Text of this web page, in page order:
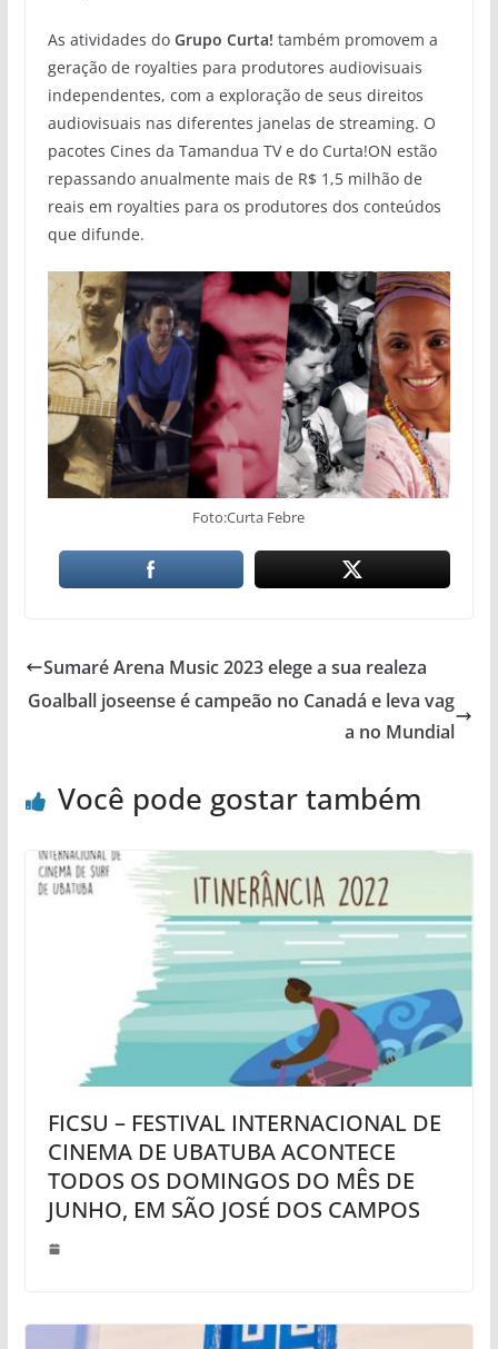
As atividades do Grupo Curta! também promovem a
geração de royalties para produtores audiovisuais
independentes, com a exploração de seus direitos
audiovisuais nas diferentes janelas de streaming. O
pacotes Cines da Tamandua TV e do Curta!ON estão
repassando anualmente mais de R$ 1,5 milhão de
reais em royalties para os produtores dos conteúdos
que difunde.
Foto:Curta Febre
Sumaré Arena Music 2023 elege a sua realeza
Goalball joseense é campeão no Canadá e leva vag
a no Mundial
Você pode gostar também
FICSU – FESTIVAL INTERNACIONAL DE
CINEMA DE UBATUBA ACONTECE
TODOS OS DOMINGOS DO MÊS DE
JUNHO, EM SÃO JOSÉ DOS CAMPOS